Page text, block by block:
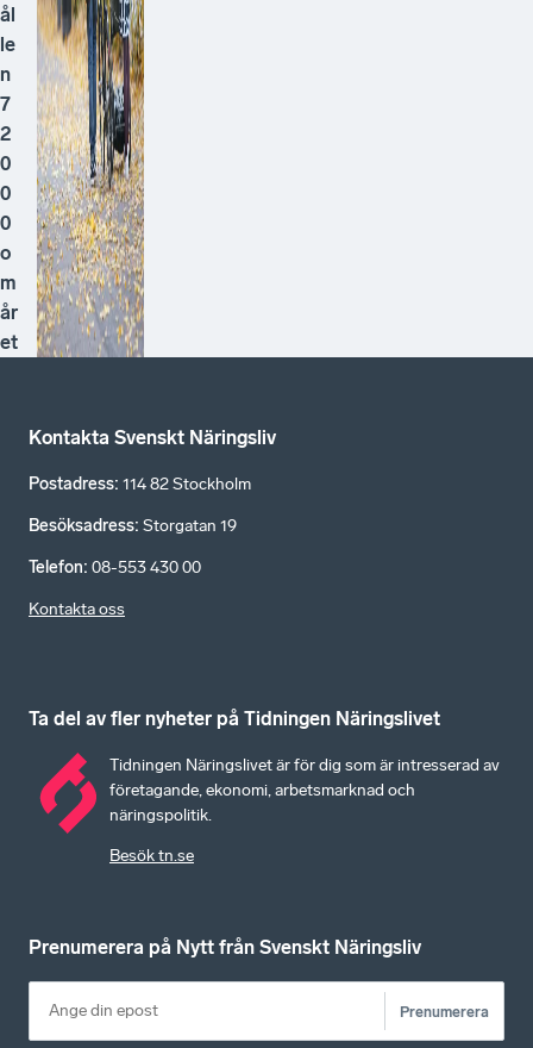
ål
le
n
7
2
0
0
0
o
m
år
et
Kontakta Svenskt Näringsliv
Postadress: 114 82 Stockholm
Besöksadress: Storgatan 19
Telefon: 08-553 430 00
Kontakta oss
Ta del av fler nyheter på Tidningen Näringslivet
Tidningen Näringslivet är för dig som är intresserad av
företagande, ekonomi, arbetsmarknad och
näringspolitik.
Besök tn.se
Prenumerera på Nytt från Svenskt Näringsliv
Prenumerera